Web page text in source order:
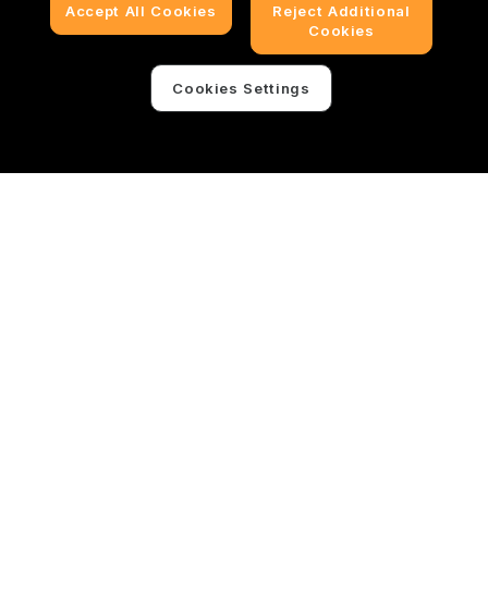
Accept All Cookies
Reject Additional
Cookies
Cookies Settings